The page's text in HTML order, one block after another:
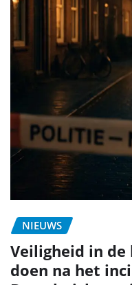
NIEUWS
Veiligheid in
doen na het